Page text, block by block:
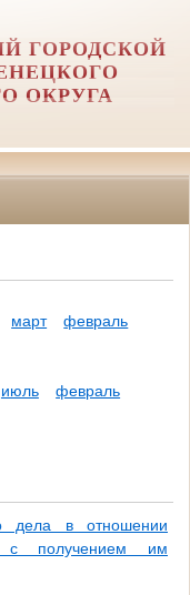
ГОРОДСКОЙ
ОКРУГА
март
февраль
июль
февраль
дела в отношении
с получением им